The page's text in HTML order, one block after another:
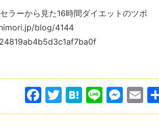
ラーから見た16時間ダイエットのツボ
blog/4144
F
a
T
w
H
at
Li
n
M
e
E
m